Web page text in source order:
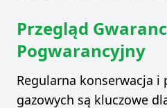
Przegląd
Pogwarancyjny
Regularna konserwacja i
gazowych są kluczowe